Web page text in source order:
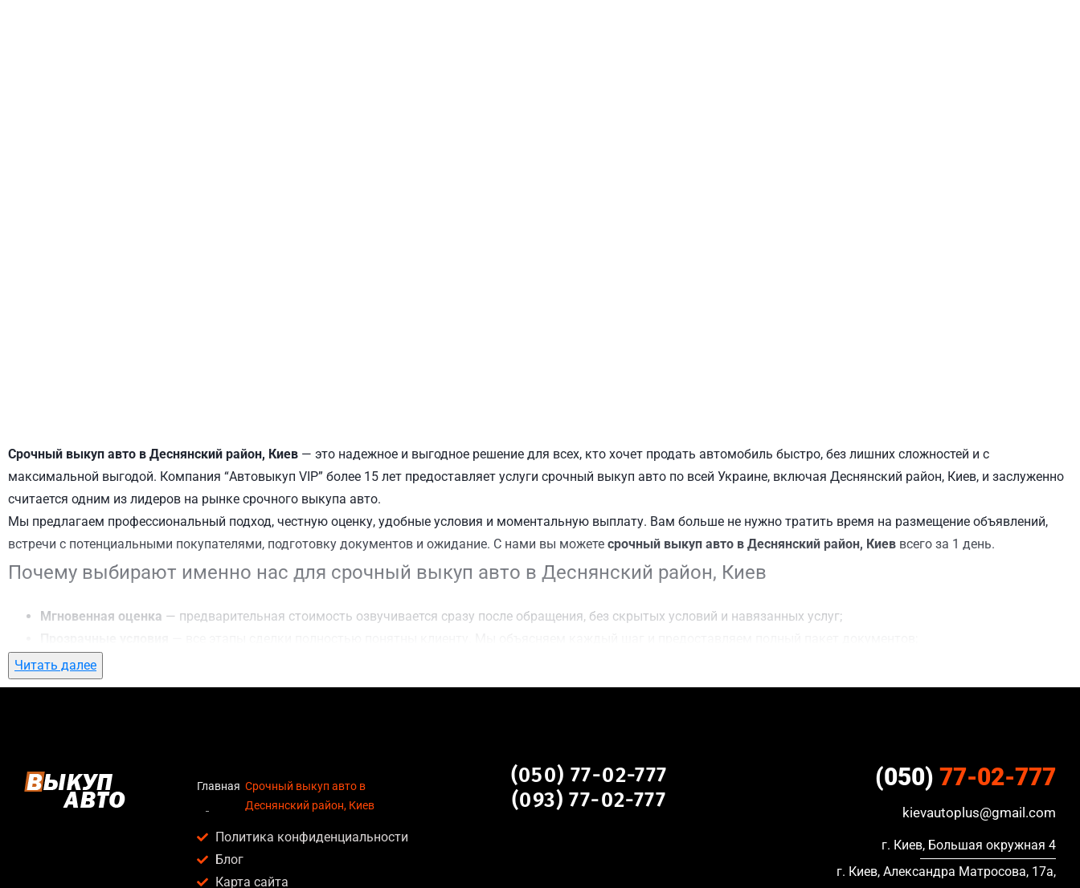
Срочный выкуп авто в Деснянский район, Киев — это надежное и выгодное решение для всех, кто хочет продать автомобиль быстро, без лишних сложностей и с
максимальной выгодой. Компания “Автовыкуп VIP” более 15 лет предоставляет услуги срочный выкуп авто по всей Украине, включая Деснянский район, Киев, и заслуженно
считается одним из лидеров на рынке срочного выкупа авто.
Мы предлагаем профессиональный подход, честную оценку, удобные условия и моментальную выплату. Вам больше не нужно тратить время на размещение объявлений,
встречи с потенциальными покупателями, подготовку документов и ожидание. С нами вы можете срочный выкуп авто в Деснянский район, Киев всего за 1 день.
Почему выбирают именно нас для срочный выкуп авто в Деснянский район, Киев
Мгновенная оценка — предварительная стоимость озвучивается сразу после обращения, без скрытых условий и навязанных услуг;
Гибкий подход
Честные цены— предлагаем до 95% от рыночной стоимости даже за авто после аварии или с пробегом;
Кому подойдет срочный выкуп авто в Деснянский район, Киев
Услуга срочный выкуп авто в Деснянский район, Киев актуальна для:
Владельцев автомобилей после аварии, когда восстановление экономически нецелесообразно;
Читать далее
Главная Срочный выкуп авто в
Деснянский район, Киев
Политика конфиденциальности
Блог
Карта сайта
(050) 77-02-777
(093) 77-02-777
(050) 77-02-777
kievautoplus@gmail.com
г. Киев, Большая окружная 4
г. Киев, Александра Матросова, 17а,